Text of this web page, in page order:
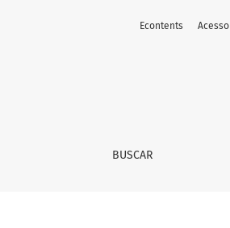
BUSCAR
Econtents Acesso